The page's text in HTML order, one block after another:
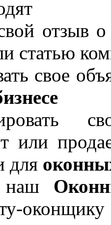
отзыв
статью
свое
или
для
наш
оконщику